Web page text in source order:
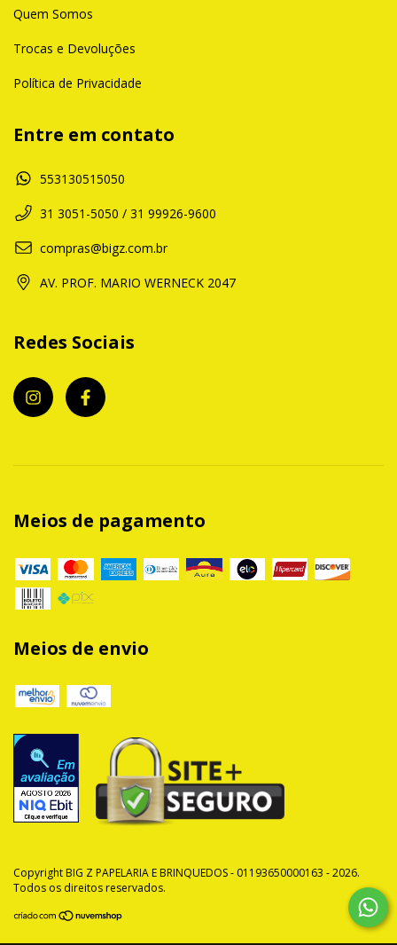
Quem Somos
Trocas e Devoluções
Política de Privacidade
Entre em contato
553130515050
31 3051-5050 / 31 99926-9600
compras@bigz.com.br
AV. PROF. MARIO WERNECK 2047
Redes Sociais
Meios de pagamento
Meios de envio
Copyright BIG Z PAPELARIA E BRINQUEDOS - 01193650000163 - 2026.
Todos os direitos reservados.